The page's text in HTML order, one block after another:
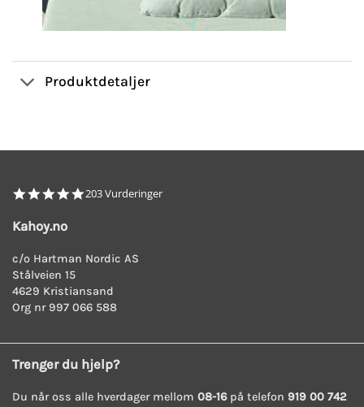
Produktdetaljer
4.8
203 Vurderinger
Kahoy.no
c/o Hartman Nordic AS
Stålveien 15
4629 Kristiansand
Org nr 997 066 588
Trenger du hjelp?
Du når oss alle hverdager mellom 08-16på telefon 919 00 742